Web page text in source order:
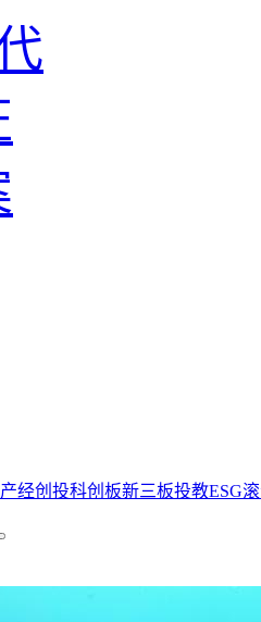
产经创投科创板新三板投教ESG